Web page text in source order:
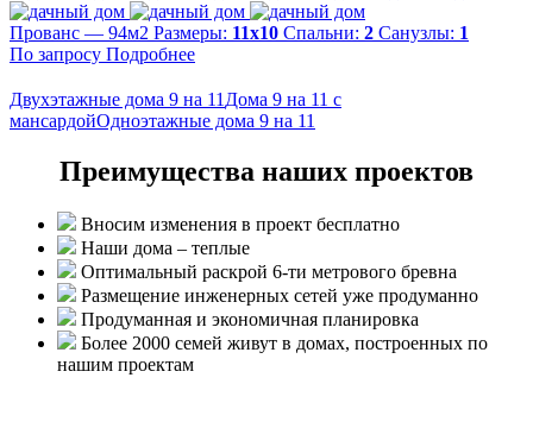
Прованс — 94м2 Размеры: 11х10 Спальни: 2 Санузлы: 1
По запросу Подробнее
Двухэтажные дома 9 на 11 Дома 9 на 11 с
мансардойОдноэтажные дома 9 на 11
Преимущества наших проектов
Вносим изменения в проект бесплатно
Наши дома – теплые
Оптимальный раскрой 6-ти метрового бревна
Размещение инженерных сетей уже продуманно
Продуманная и экономичная планировка
Более 2000 семей живут в домах, построенных по
нашим проектам